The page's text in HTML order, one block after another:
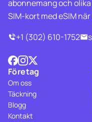
abonnemang och
SIM-kort med eSIM
+1 (302) 610-1752
Företag
Om oss
Täckning
Blogg
Kontakt